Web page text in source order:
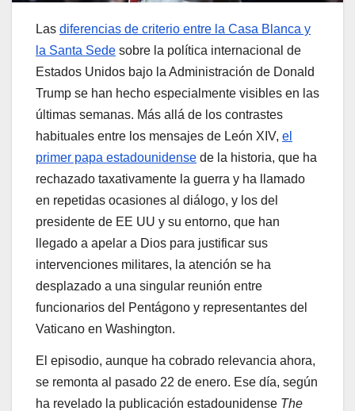
Las diferencias de criterio entre la Casa Blanca y
la Santa Sede sobre la política internacional de
Estados Unidos bajo la Administración de Donald
Trump se han hecho especialmente visibles en las
últimas semanas. Más allá de los contrastes
habituales entre los mensajes de León XIV, el
primer papa estadounidense de la historia, que ha
rechazado taxativamente la guerra y ha llamado
en repetidas ocasiones al diálogo, y los del
presidente de EE UU y su entorno, que han
llegado a apelar a Dios para justificar sus
intervenciones militares, la atención se ha
desplazado a una singular reunión entre
funcionarios del Pentágono y representantes del
Vaticano en Washington.
El episodio, aunque ha cobrado relevancia ahora,
se remonta al pasado 22 de enero. Ese día, según
ha revelado la publicación estadounidense The